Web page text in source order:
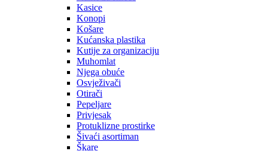
Kasice
Konopi
Košare
Kućanska plastika
Kutije za organizaciju
Muhomlat
Njega obuće
Osvježivači
Otirači
Pepeljare
Privjesak
Protuklizne prostirke
Šivaći asortiman
Škare